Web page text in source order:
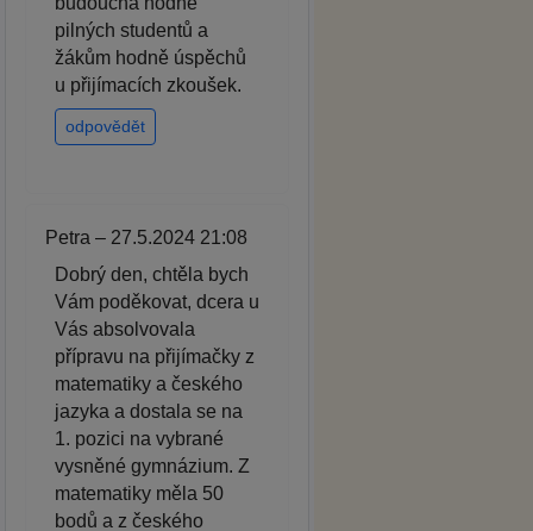
pilných studentů a
žákům hodně úspěchů
u přijímacích zkoušek.
odpovědět
Petra – 27.5.2024 21:08
Dobrý den, chtěla bych
Vám poděkovat, dcera u
Vás absolvovala
přípravu na přijímačky z
matematiky a českého
jazyka a dostala se na
1. pozici na vybrané
vysněné gymnázium. Z
matematiky měla 50
bodů a z českého